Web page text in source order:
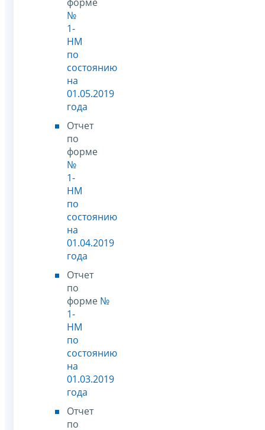
№
1-
НМ
по
состоянию
на
01.05.2019
года
Отчет
по
форме
№
1-
НМ
по
состоянию
на
01.04.2019
года
Отчет
по
форме №
1-
НМ
по
состоянию
на
01.03.2019
года
Отчет
по